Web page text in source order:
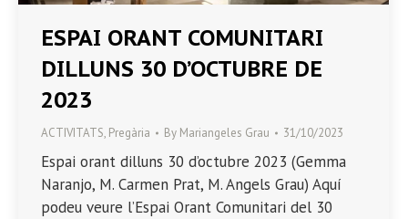
ESPAI ORANT COMUNITARI
DILLUNS 30 D’OCTUBRE DE
2023
ACTIVITATS, Pregària By Mariangeles Grau 31/10/2023
Espai orant dilluns 30 d’octubre 2023 (Gemma
Naranjo, M. Carmen Prat, M. Angels Grau) Aquí
podeu veure l’Espai Orant Comunitari del 30